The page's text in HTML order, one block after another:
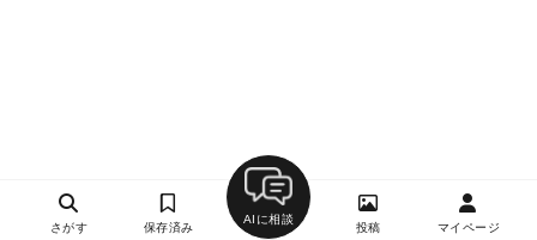
さがす 保存済み
AIに相談
投稿 マイページ